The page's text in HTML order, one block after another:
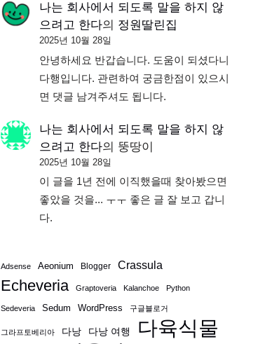
나는 회사에서 되도록 말을 하지 않
으려고 한다의 정원딸린집
2025년 10월 28일
안녕하세요 반갑습니다. 도움이 되셨다니
다행입니다. 관련하여 궁금한점이 있으시
면 댓글 남겨주셔도 됩니다.
나는 회사에서 되도록 말을 하지 않
으려고 한다의 뚱땅이
2025년 10월 28일
이 글을 1년 전에 이직했을때 찾아봤으면
좋았을 것을... ㅜㅜ 좋은 글 잘 보고 갑니
다.
Adsense Aeonium Blogger Crassula
Echeveria Graptoveria Kalanchoe Python
Sedeveria Sedum WordPress 구글블로거
그라프토베리아 다낭 다낭 여행 다육식물